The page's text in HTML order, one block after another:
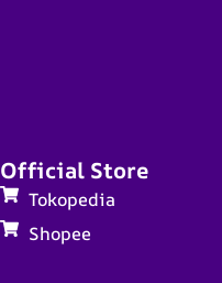
Official Store
Tokopedia
Shopee